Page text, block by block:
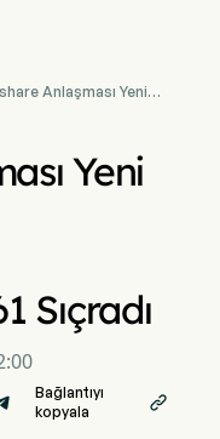
Anlaşması Yeni
Yeni
Sıçradı
Bağlantıyı
kopyala
